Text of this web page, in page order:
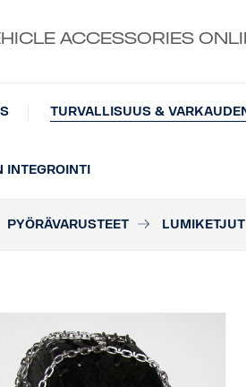
ACCESSORIES
TURVALLISUUS &
INTEGROINTI
PYÖRÄVARUSTEET LUMIKETJUT